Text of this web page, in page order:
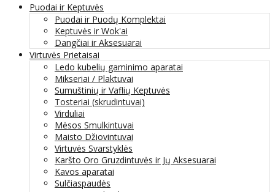
Puodai ir Keptuvės
Puodai ir Puodų Komplektai
Keptuvės ir Wok'ai
Dangčiai ir Aksesuarai
Virtuvės Prietaisai
Ledo kubelių gaminimo aparatai
Mikseriai / Plaktuvai
Sumuštinių ir Vaflių Keptuvės
Tosteriai (skrudintuvai)
Virduliai
Mėsos Smulkintuvai
Maisto Džiovintuvai
Virtuvės Svarstyklės
Karšto Oro Gruzdintuvės ir Jų Aksesuarai
Kavos aparatai
Sulčiaspaudės